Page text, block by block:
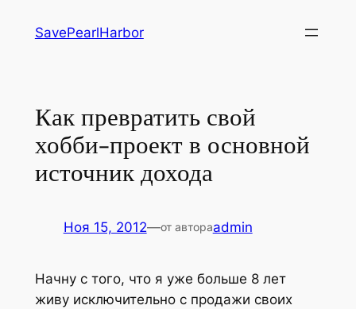
SavePearlHarbor
Как превратить свой
хобби-проект в основной
источник дохода
Ноя 15, 2012—от автораadmin
Начну с того, что я уже больше 8 лет
живу исключительно с продажи своих